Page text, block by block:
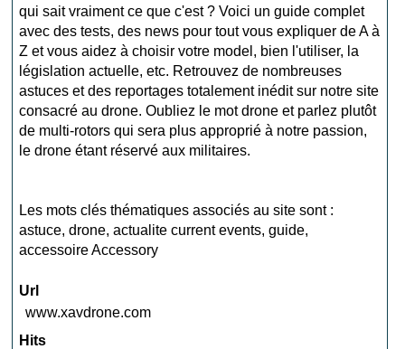
qui sait vraiment ce que c'est ? Voici un guide complet
avec des tests, des news pour tout vous expliquer de A à
Z et vous aidez à choisir votre model, bien l'utiliser, la
législation actuelle, etc. Retrouvez de nombreuses
astuces et des reportages totalement inédit sur notre site
consacré au drone. Oubliez le mot drone et parlez plutôt
de multi-rotors qui sera plus approprié à notre passion,
le drone étant réservé aux militaires.
Les mots clés thématiques associés au site sont :
astuce,drone,actualite current events,guide,
accessoire Accessory
Url
www.xavdrone.com
Hits